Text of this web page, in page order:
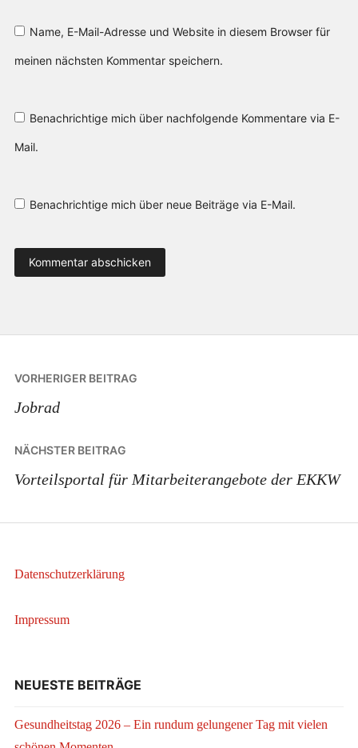
Name, E-Mail-Adresse und Website in diesem Browser für
meinen nächsten Kommentar speichern.
Benachrichtige mich über nachfolgende Kommentare via E-
Mail.
Benachrichtige mich über neue Beiträge via E-Mail.
Beitragsnavigation
VORHERIGER BEITRAG
Jobrad
NÄCHSTER BEITRAG
Vorteilsportal für Mitarbeiterangebote der EKKW
Datenschutzerklärung
Impressum
NEUESTE BEITRÄGE
Gesundheitstag 2026 – Ein rundum gelungener Tag mit vielen